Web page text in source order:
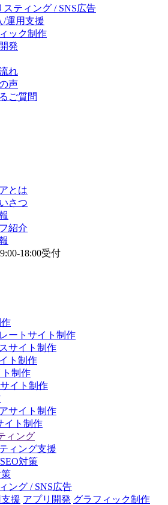
スティング / SNS広告
/運用支援
ック制作
発
れ
声
ご質問
とは
さつ
紹介
18:00受付
ートサイト制作
サイト制作
ト制作
制作
イト制作
サイト制作
イト制作
ィング
ィング支援
対策
ング / SNS広告
援 アプリ開発 グラフィック制作